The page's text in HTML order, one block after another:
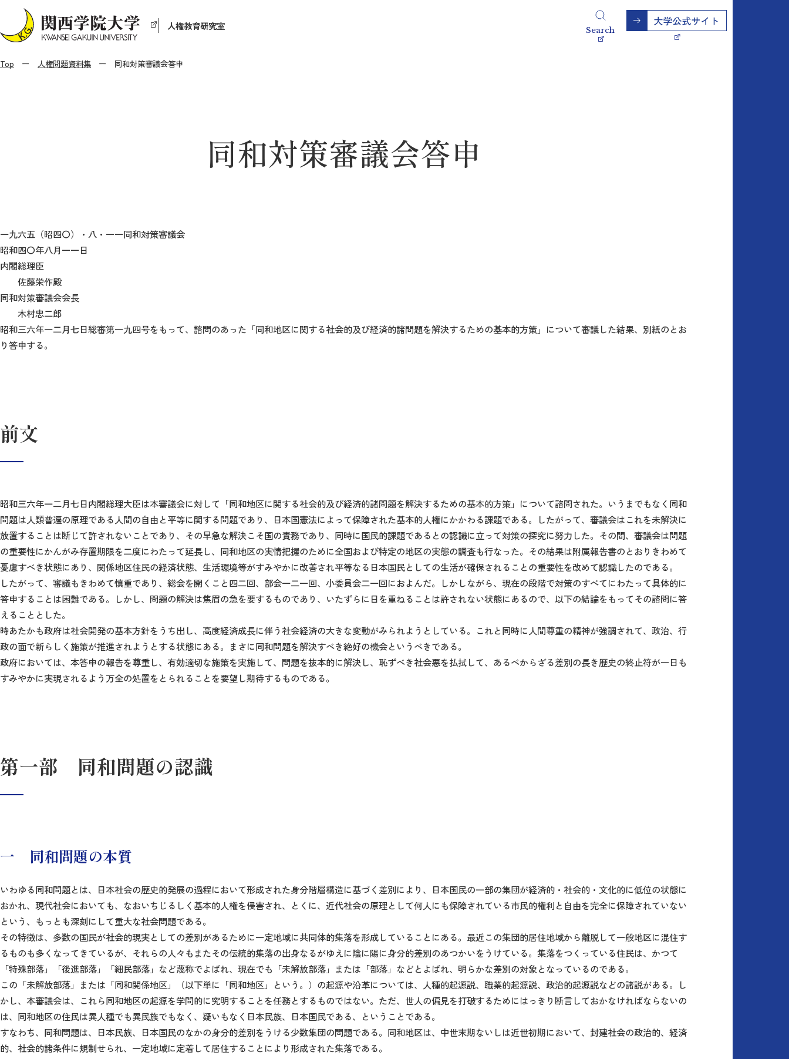
人権教育研究室 Search
Top 人権問題資料集 同和対策審議会答申
同和対策審議会答申
一九六五（昭四〇）・八・一一同和対策審議会
昭和四〇年八月一一日
内閣総理臣
佐藤栄作殿
同和対策審議会会長
木村忠二郎
昭和三六年一二月七日総審第一九四号をもって、諮問のあった「同和地区に関する社会的及び経済的諸問題を解決するための基本的方策」について審議した結果、別紙のとお
り答申する。
前文
昭和三六年一二月七日内閣総理大臣は本審議会に対して「同和地区に関する社会的及び経済的諸問題を解決するための基本的方策」について諮問された。いうまでもなく同和
問題は人類普遍の原理である人間の自由と平等に関する問題であり、日本国憲法によって保障された基本的人権にかかわる課題である。したがって、審議会はこれを未解決に
放置することは断じて許されないことであり、その早急な解決こそ国の責務であり、同時に国民的課題であるとの認識に立って対策の探究に努力した。その間、審議会は問題
の重要性にかんがみ存置期限を二度にわたって延長し、同和地区の実情把握のために全国および特定の地区の実態の調査も行なった。その結果は附属報告書のとおりきわめて
憂慮すべき状態にあり、関係地区住民の経済状態、生活環境等がすみやかに改善され平等なる日本国民としての生活が確保されることの重要性を改めて認識したのである。
したがって、審議もきわめて慎重であり、総会を開くこと四二回、部会一二一回、小委員会二一回におよんだ。しかしながら、現在の段階で対策のすべてにわたって具体的に
答申することは困難である。しかし、問題の解決は焦眉の急を要するものであり、いたずらに日を重ねることは許されない状態にあるので、以下の結論をもってその諮問に答
えることとした。
時あたかも政府は社会開発の基本方針をうち出し、高度経済成長に伴う社会経済の大きな変動がみられようとしている。これと同時に人間尊重の精神が強調されて、政治、行
政の面で新らしく施策が推進されようとする状態にある。まさに同和問題を解決すべき絶好の機会というべきである。
政府においては、本答申の報告を尊重し、有効適切な施策を実施して、問題を抜本的に解決し、恥ずべき社会悪を払拭して、あるべからざる差別の長き歴史の終止符が一日も
すみやかに実現されるよう万全の処置をとられることを要望し期待するものである。
第一部 同和問題の認識
一 同和問題の本質
いわゆる同和問題とは、日本社会の歴史的発展の過程において形成された身分階層構造に基づく差別により、日本国民の一部の集団が経済的・社会的・文化的に低位の状態に
おかれ、現代社会においても、なおいちじるしく基本的人権を侵害され、とくに、近代社会の原理として何人にも保障されている市民的権利と自由を完全に保障されていない
という、もっとも深刻にして重大な社会問題である。
その特徴は、多数の国民が社会的現実としての差別があるために一定地域に共同体的集落を形成していることにある。最近この集団的居住地域から離脱して一般地区に混住す
るものも多くなってきているが、それらの人々もまたその伝統的集落の出身なるがゆえに陰に陽に身分的差別のあつかいをうけている。集落をつくっている住民は、かつて
「特殊部落」「後進部落」「細民部落」など蔑称でよばれ、現在でも「未解放部落」または「部落」などとよばれ、明らかな差別の対象となっているのである。
この「未解放部落」または「同和関係地区」（以下単に「同和地区」という。）の起源や沿革については、人種的起源説、職業的起源説、政治的起源説などの諸説がある。し
かし、本審議会は、これら同和地区の起源を学問的に究明することを任務とするものではない。ただ、世人の偏見を打破するためにはっきり断言しておかなければならないの
は、同和地区の住民は異人種でも異民族でもなく、疑いもなく日本民族、日本国民である、ということである。
すなわち、同和問題は、日本民族、日本国民のなかの身分的差別をうける少数集団の問題である。同和地区は、中世末期ないしは近世初期において、封建社会の政治的、経済
的、社会的諸条件に規制せられ、一定地域に定着して居住することにより形成された集落である。